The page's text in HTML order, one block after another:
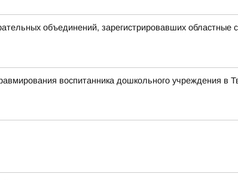
объединений, зарегистрировавших областные
воспитанника дошкольного учреждения в